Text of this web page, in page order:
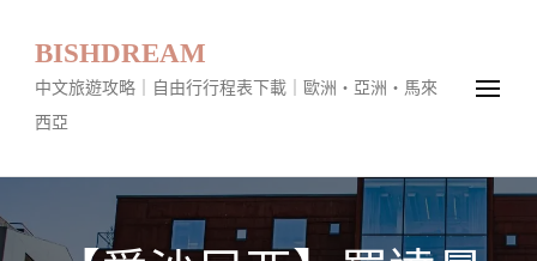
BISHDREAM
中文旅遊攻略｜自由行行程表下載｜歐洲・亞洲・馬來
西亞